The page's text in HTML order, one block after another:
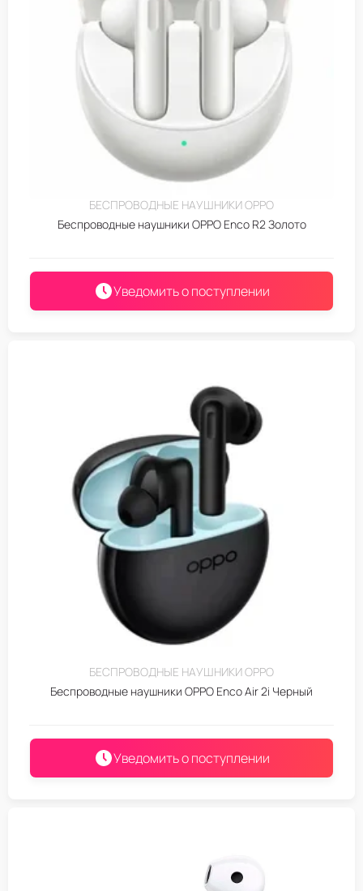
БЕСПРОВОДНЫЕ НАУШНИКИ OPPO
Беспроводные наушники OPPO Enco R2 Золото
Уведомить о поступлении
БЕСПРОВОДНЫЕ НАУШНИКИ OPPO
Беспроводные наушники OPPO Enco Air 2i Черный
Уведомить о поступлении